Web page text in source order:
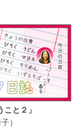
と２」
）